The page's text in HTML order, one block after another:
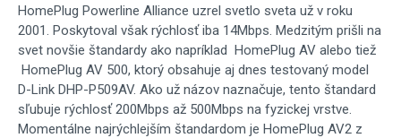
HomePlug Powerline Alliance uzrel svetlo sveta už v roku
2001. Poskytoval však rýchlosť iba 14Mbps. Medzitým prišli na
svet novšie štandardy ako napríklad HomePlug AV alebo tiež
HomePlug AV 500, ktorý obsahuje aj dnes testovaný model
D-Link DHP-P509AV. Ako už názov naznačuje, tento štandard
sľubuje rýchlosť 200Mbps až 500Mbps na fyzickej vrstve.
Momentálne najrýchlejším štandardom je HomePlug AV2 z